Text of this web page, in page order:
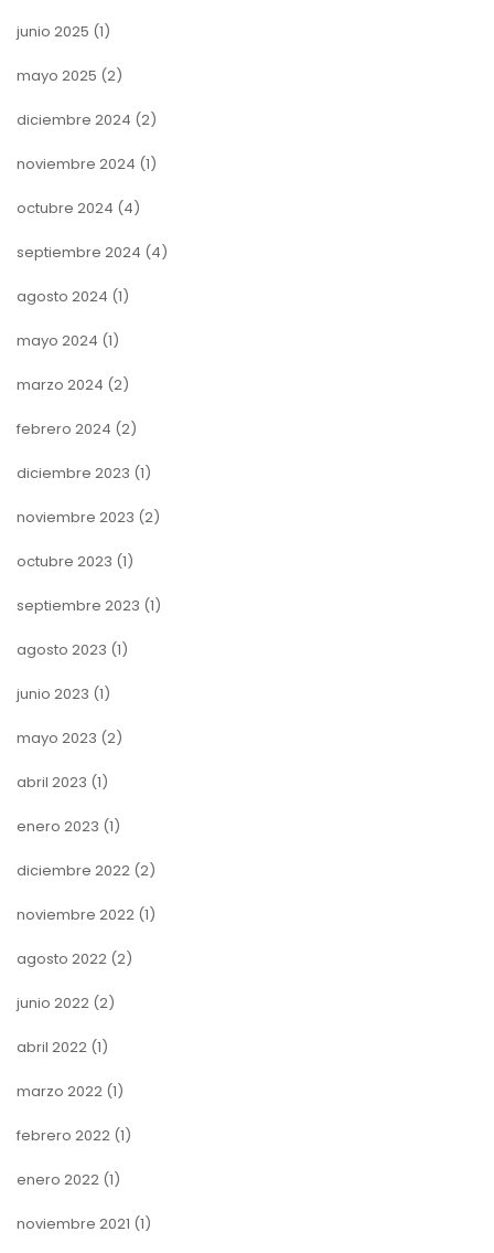
junio 2025 (1)
mayo 2025 (2)
diciembre 2024 (2)
noviembre 2024 (1)
octubre 2024 (4)
septiembre 2024 (4)
agosto 2024 (1)
mayo 2024 (1)
marzo 2024 (2)
febrero 2024 (2)
diciembre 2023 (1)
noviembre 2023 (2)
octubre 2023 (1)
septiembre 2023 (1)
agosto 2023 (1)
junio 2023 (1)
mayo 2023 (2)
abril 2023 (1)
enero 2023 (1)
diciembre 2022 (2)
noviembre 2022 (1)
agosto 2022 (2)
junio 2022 (2)
abril 2022 (1)
marzo 2022 (1)
febrero 2022 (1)
enero 2022 (1)
noviembre 2021 (1)